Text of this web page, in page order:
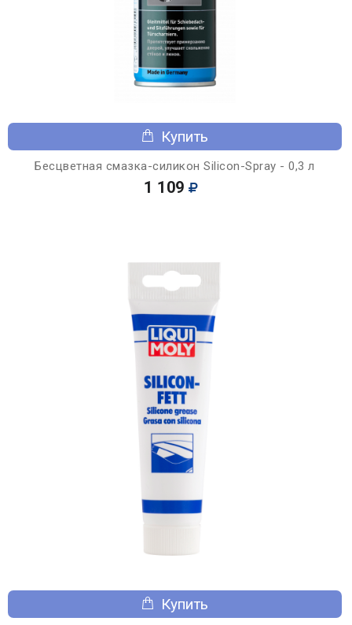
Купить
Бесцветная смазка-силикон Silicon-Spray - 0,3 л
1 109
Купить